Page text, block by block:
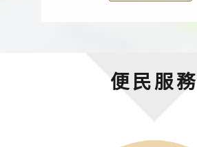
便民服務